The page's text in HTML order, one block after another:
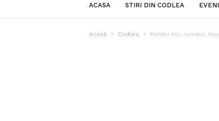
ACASA STIRI DIN CODLEA
Acasă Codlea Pentru noi, românii,